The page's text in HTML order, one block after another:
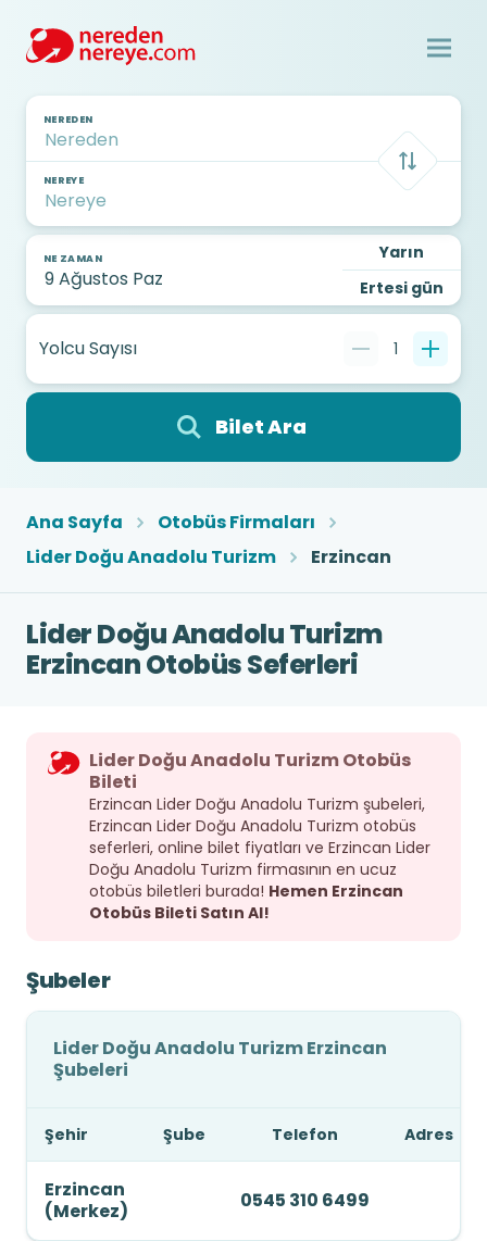
NEREDEN
NEREYE
NE ZAMAN
Yarın
Ertesi gün
Yolcu Sayısı 1
Bilet Ara
Ana Sayfa
Otobüs Firmaları
Lider Doğu Anadolu Turizm
Erzincan
Lider Doğu Anadolu Turizm
Erzincan Otobüs Seferleri
Lider Doğu Anadolu Turizm Otobüs
Bileti
Erzincan Lider Doğu Anadolu Turizm şubeleri,
Erzincan Lider Doğu Anadolu Turizm otobüs
seferleri, online bilet fiyatları ve Erzincan Lider
Doğu Anadolu Turizm firmasının en ucuz
otobüs biletleri burada! Hemen Erzincan
Otobüs Bileti Satın Al!
Şubeler
Lider Doğu Anadolu Turizm Erzincan
Şubeleri
Şehir Şube Telefon Adres
Erzincan
(Merkez)
0545 310 6499